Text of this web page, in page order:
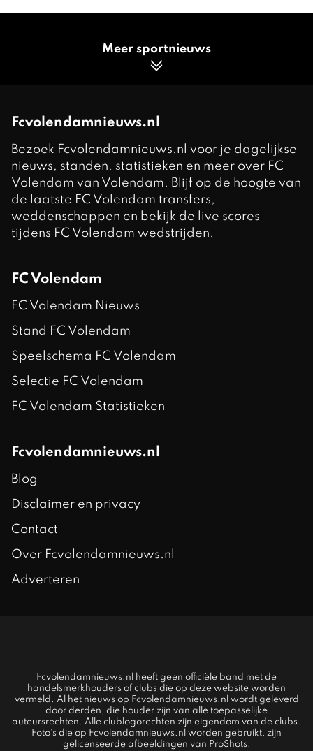
Meer sportnieuws
Fcvolendamnieuws.nl
Bezoek Fcvolendamnieuws.nl voor je dagelijkse
nieuws, standen, statistieken en meer over FC
Volendam van Volendam. Blijf op de hoogte van
de laatste FC Volendam transfers,
weddenschappen en bekijk de live scores
tijdens FC Volendam wedstrijden.
FC Volendam
FC Volendam Nieuws
Stand FC Volendam
Speelschema FC Volendam
Selectie FC Volendam
FC Volendam Statistieken
Fcvolendamnieuws.nl
Blog
Disclaimer en privacy
Contact
Over Fcvolendamnieuws.nl
Adverteren
Fcvolendamnieuws.nl heeft geen officiële band met de
handelsmerkhouders of clubs die op deze website worden
vermeld. Al het nieuws op Fcvolendamnieuws.nl wordt geleverd
door derden, die houder zijn van alle toepasselijke
auteursrechten. Alle clublogorechten zijn eigendom van de clubs.
Foto's die op Fcvolendamnieuws.nl worden gebruikt, zijn
gelicenseerde afbeeldingen van ProShots.